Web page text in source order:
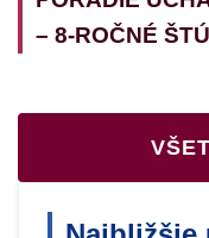
– 8-ROČNÉ